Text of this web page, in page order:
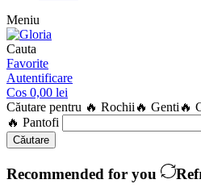
Meniu
Cauta
Favorite
Autentificare
Cos 0,00 lei
Căutare pentru 🔥 Rochii 🔥 Genti 🔥
🔥 Pantofi
Căutare
Recommended for you